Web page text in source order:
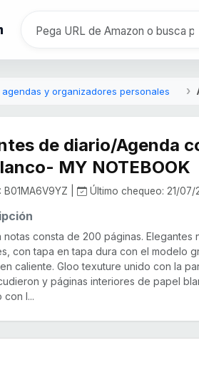
y organizadores personales
de diario/Agenda
MY NOTEBOOK
B01MA6V9YZ | Último chequeo: 21/07/
notas consta de 200 páginas. Elegantes
con tapa en tapa dura con el modelo
caliente. Gloo texuture unido con la
y páginas interiores de papel
con l...